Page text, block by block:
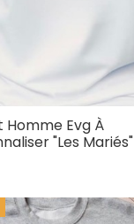
Homme Evg À
"Les Mariés"